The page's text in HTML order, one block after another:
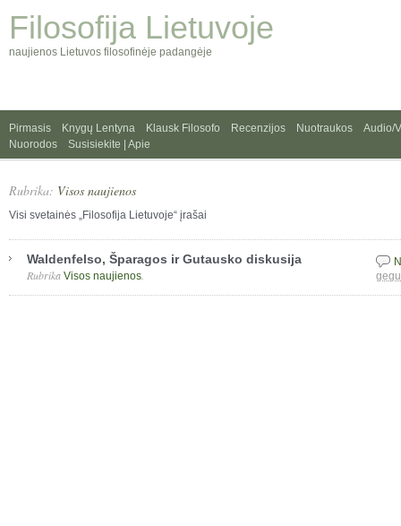
Filosofija Lietuvoje
naujienos Lietuvos filosofinėje padangėje
Pirmasis Knygų Lentyna Klausk Filosofo Recenzijos Nuotraukos
Audio/
Nuorodos
Susisiekite | Apie
Rubrika: Visos naujienos
Visi svetainės „Filosofija Lietuvoje“ įrašai
Waldenfelso, Šparagos ir Gutausko diskusija
Rubrika Visos naujienos